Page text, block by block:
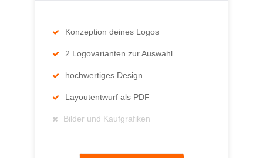
Konzeption deines Logos
2 Logovarianten zur Auswahl
hochwertiges Design
Layoutentwurf als PDF
Bilder und Kaufgrafiken